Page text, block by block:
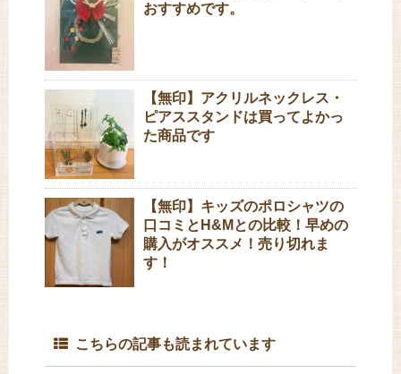
おすすめです。
【無印】アクリルネックレス・
ピアススタンドは買ってよかっ
た商品です
【無印】キッズのポロシャツの
口コミとH&Mとの比較！早めの
購入がオススメ！売り切れま
す！
こちらの記事も読まれています